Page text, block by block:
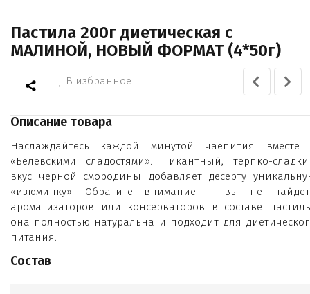
Пастила 200г диетическая с
МАЛИНОЙ, НОВЫЙ ФОРМАТ (4*50г)
В избранное
Описание товара
Наслаждайтесь каждой минутой чаепития вместе
«Белевскими сладостями». Пикантный, терпко-
вкус черной смородины добавляет десерту
«изюминку». Обратите внимание – вы не
ароматизаторов или консерваторов в составе
она полностью натуральна и подходит для
питания.
Состав